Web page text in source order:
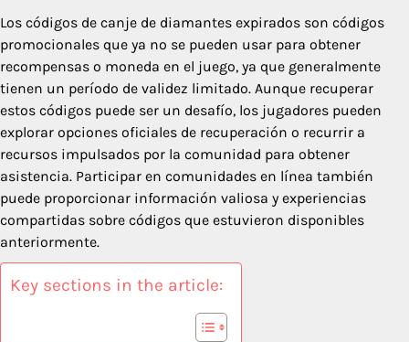
Los códigos de canje de diamantes expirados son códigos
promocionales que ya no se pueden usar para obtener
recompensas o moneda en el juego, ya que generalmente
tienen un período de validez limitado. Aunque recuperar
estos códigos puede ser un desafío, los jugadores pueden
explorar opciones oficiales de recuperación o recurrir a
recursos impulsados por la comunidad para obtener
asistencia. Participar en comunidades en línea también
puede proporcionar información valiosa y experiencias
compartidas sobre códigos que estuvieron disponibles
anteriormente.
Key sections in the article: